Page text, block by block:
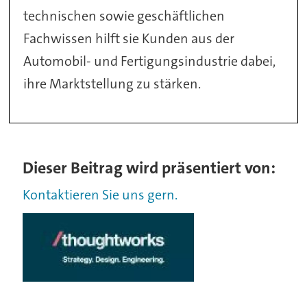
technischen sowie geschäftlichen
Fachwissen hilft sie Kunden aus der
Automobil- und Fertigungsindustrie dabei,
ihre Marktstellung zu stärken.
Dieser Beitrag wird präsentiert von:
Kontaktieren Sie uns gern.